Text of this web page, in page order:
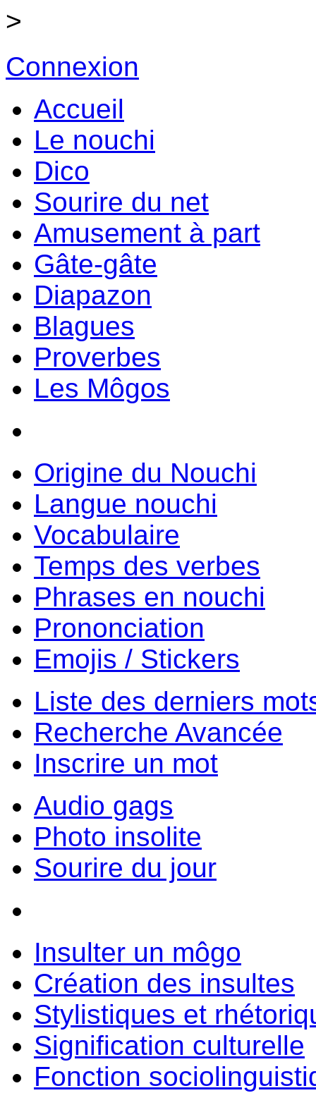
>
Connexion
Accueil
Le nouchi
Dico
Sourire du net
Amusement à part
Gâte-gâte
Diapazon
Blagues
Proverbes
Les Môgos
Origine du Nouchi
Langue nouchi
Vocabulaire
Temps des verbes
Phrases en nouchi
Prononciation
Emojis / Stickers
Liste des derniers
Recherche Avancée
Inscrire un mot
Audio gags
Photo insolite
Sourire du jour
Insulter un môgo
Création des insultes
Stylistiques et
Signification culturelle
Fonction